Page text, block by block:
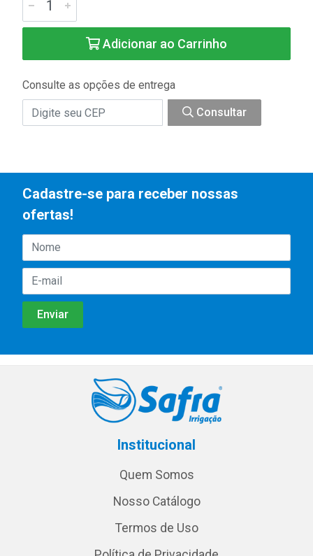
Adicionar ao Carrinho
Consulte as opções de entrega
Consultar
Cadastre-se para receber nossas
ofertas!
Institucional
Quem Somos
Nosso Catálogo
Termos de Uso